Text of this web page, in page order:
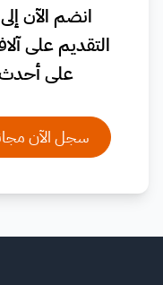
انضم الآن
التقديم على
على
سجل الآن